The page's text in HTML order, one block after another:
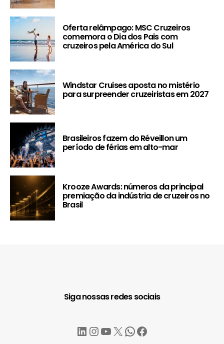
Oferta relâmpago: MSC Cruzeiros
comemora o Dia dos Pais com
cruzeiros pela América do Sul
Windstar Cruises aposta no mistério
para surpreender cruzeiristas em 2027
Brasileiros fazem do Réveillon um
período de férias em alto-mar
Krooze Awards: números da principal
premiação da indústria de cruzeiros no
Brasil
Siga nossas redes sociais
LinkedIn
Instagram
YouTube
X WhatsApp
Facebook